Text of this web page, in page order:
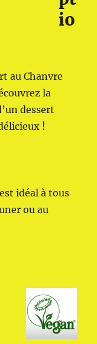
io
au Chanvre
la
dessert
!
idéal à tous
ou au